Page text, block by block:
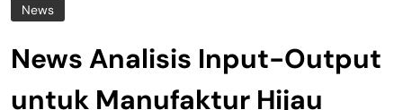
News
News Analisis Input-Output
untuk Manufaktur Hijau